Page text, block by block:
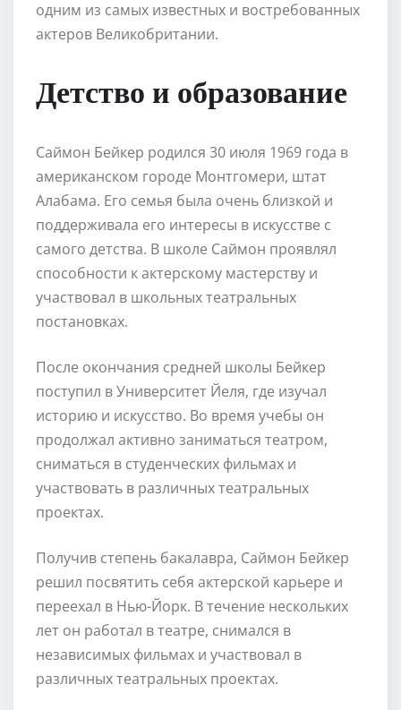
одним из самых известных и востребованных
актеров Великобритании.
Детство и образование
Саймон Бейкер родился 30 июля 1969 года в
американском городе Монтгомери, штат
Алабама. Его семья была очень близкой и
поддерживала его интересы в искусстве с
самого детства. В школе Саймон проявлял
способности к актерскому мастерству и
участвовал в школьных театральных
постановках.
После окончания средней школы Бейкер
поступил в Университет Йеля, где изучал
историю и искусство. Во время учебы он
продолжал активно заниматься театром,
сниматься в студенческих фильмах и
участвовать в различных театральных
проектах.
Получив степень бакалавра, Саймон Бейкер
решил посвятить себя актерской карьере и
переехал в Нью-Йорк. В течение нескольких
лет он работал в театре, снимался в
независимых фильмах и участвовал в
различных театральных проектах.